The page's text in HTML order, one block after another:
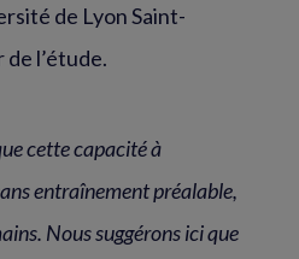
de Lyon Saint-
l’étude.
cette capacité à
entraînement préalable,
Nous suggérons ici que